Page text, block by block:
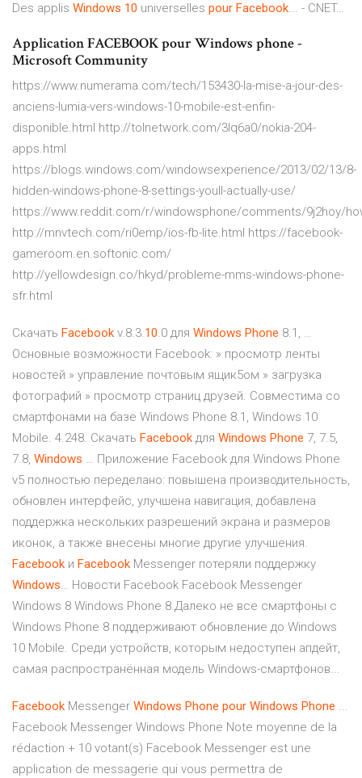
Des applis Windows 10 universelles pour Facebook... - CNET…
Application FACEBOOK pour Windows phone -
Microsoft Community
https://www.numerama.com/tech/153430-la-mise-a-jour-des-
anciens-lumia-vers-windows-10-mobile-est-enfin-
disponible.html http://tolnetwork.com/3lq6a0/nokia-204-
apps.html
https://blogs.windows.com/windowsexperience/2013/02/13/8-
hidden-windows-phone-8-settings-youll-actually-use/
https://www.reddit.com/r/windowsphone/comments/9j2hoy/
http://mnvtech.com/ri0emp/ios-fb-lite.html https://facebook-
gameroom.en.softonic.com/
http://yellowdesign.co/hkyd/probleme-mms-windows-phone-
sfr.html
Скачать Facebook v.8.3.10.0 для Windows Phone 8.1, …
Основные возможности Facebook: » просмотр ленты
новостей » управление почтовым ящик5ом » загрузка
фотографий » просмотр страниц друзей. Cовместима со
смартфонами на базе Windows Phone 8.1, Windows 10
Mobile. 4.248. Скачать Facebook для Windows Phone 7, 7.5,
7.8, Windows … Приложение Facebook для Windows Phone
v5 полностью переделано: повышена производительность,
обновлен интерфейс, улучшена навигация, добавлена
поддержка нескольких разрешений экрана и размеров
иконок, а также внесены многие другие улучшения.
Facebook и Facebook Messenger потеряли поддержку
Windows… Новости Facebook Facebook Messenger
Windows 8 Windows Phone 8.Далеко не все смартфоны с
Windows Phone 8 поддерживают обновление до Windows
10 Mobile. Среди устройств, которым недоступен апдейт,
самая распространённая модель Windows-смартфонов...
Facebook Messenger Windows Phone pour Windows Phone ...
Facebook Messenger Windows Phone Note moyenne de la
rédaction + 10 votant(s) Facebook Messenger est une
application de messagerie qui vous permettra de